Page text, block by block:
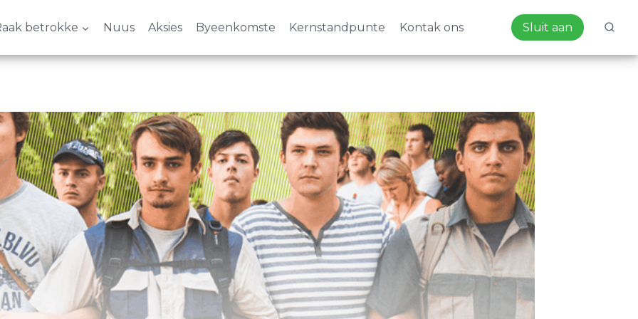
betrokke Nuus Aksies Byeenkomste Kernstandpunte Kontak ons Sluit aan